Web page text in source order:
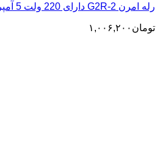
رله امرن G2R-2 دارای 220 ولت 5 آمپر 8 پین
تومان ۱,۰۰۶,۲۰۰